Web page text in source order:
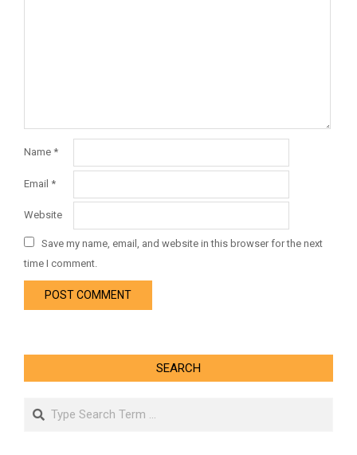
Name *
Email *
Website
Save my name, email, and website in this browser for the next
time I comment.
SEARCH
Search